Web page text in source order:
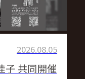
2026.08.05
子 共同開催